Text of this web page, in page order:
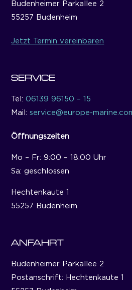
Budenheimer Parkallee 2
55257 Budenheim
Jetzt Termin vereinbaren
SERVICE
Tel:06139 96150 – 15
Mail:service@europe-
Öffnungszeiten
Mo – Fr: 9:00 – 18:00 Uhr
Sa: geschlossen
Hechtenkaute 1
55257 Budenheim
ANFAHRT
Budenheimer Parkallee 2
Postanschrift: Hechtenkaute 1